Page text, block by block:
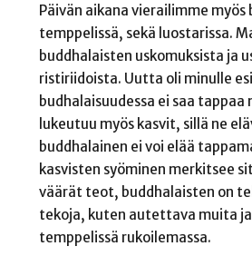
Päivän aikana vierailimme myös
temppelissä, sekä luostarissa.
buddhalaisten uskomuksista ja
ristiriidoista. Uutta oli minulle
budhalaisuudessa ei saa
lukeutuu myös kasvit, sillä ne
buddhalainen ei voi elää
kasvisten syöminen merkitsee
väärät teot, buddhalaisten on
tekoja, kuten autettava muita
temppelissä rukoilemassa.